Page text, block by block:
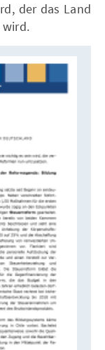
der das Land
wird.